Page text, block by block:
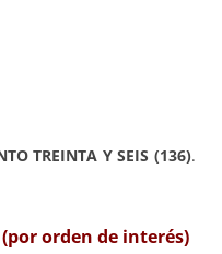
TREINTA Y SEIS (136).
(por orden de interés)